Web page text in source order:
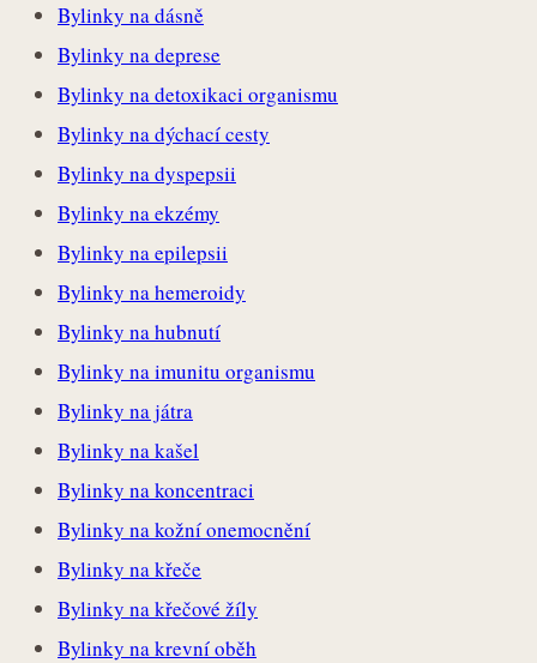
Bylinky na dásně
Bylinky na deprese
Bylinky na detoxikaci organismu
Bylinky na dýchací cesty
Bylinky na dyspepsii
Bylinky na ekzémy
Bylinky na epilepsii
Bylinky na hemeroidy
Bylinky na hubnutí
Bylinky na imunitu organismu
Bylinky na játra
Bylinky na kašel
Bylinky na koncentraci
Bylinky na kožní onemocnění
Bylinky na křeče
Bylinky na křečové žíly
Bylinky na krevní oběh